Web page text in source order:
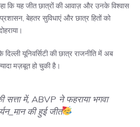
कि यह जीत छात्रों की आवाज़ और उनके विश्वास
बेहतर सुविधाएं और छात्र हितों को
यूनिवर्सिटी की छात्र राजनीति में अब
मज़बूत हो चुकी है।
सत्ता में, ABVP ने फहराया भगवा
की हुई जीत